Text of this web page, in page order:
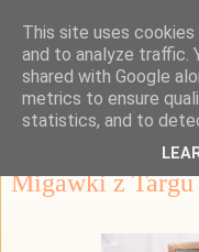
Przepisy
Migawki z
This site uses
and to analyze traffic.
shared with Google
metrics to ensure
statistics, and to